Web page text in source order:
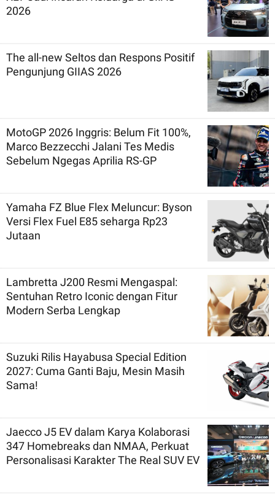
2026
The all-new Seltos dan Respons Positif
Pengunjung GIIAS 2026
MotoGP 2026 Inggris: Belum Fit 100%,
Marco Bezzecchi Jalani Tes Medis
Sebelum Ngegas Aprilia RS-GP
Yamaha FZ Blue Flex Meluncur: Byson
Versi Flex Fuel E85 seharga Rp23
Jutaan
Lambretta J200 Resmi Mengaspal:
Sentuhan Retro Iconic dengan Fitur
Modern Serba Lengkap
Suzuki Rilis Hayabusa Special Edition
2027: Cuma Ganti Baju, Mesin Masih
Sama!
Jaecco J5 EV dalam Karya Kolaborasi
347 Homebreaks dan NMAA, Perkuat
Personalisasi Karakter The Real SUV EV